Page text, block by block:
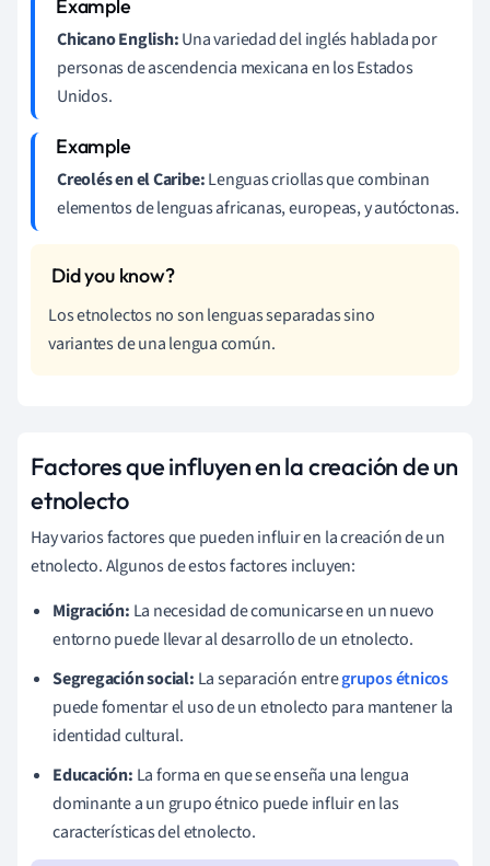
Chicano English:Una variedad del inglés hablada por
personas de ascendencia mexicana en los Estados
Unidos.
Creolés en el Caribe:Lenguas criollas que combinan
elementos de lenguas africanas, europeas, y autóctonas.
Los etnolectos no son lenguas separadas sino
variantes de una lengua común.
Factores que influyen en la creación de un
etnolecto
Hay varios factores que pueden influir en la creación de un
etnolecto. Algunos de estos factores incluyen:
Migración: La necesidad de comunicarse en un nuevo
entorno puede llevar al desarrollo de un etnolecto.
Segregación social: La separación entregrupos étnicos
puede fomentar el uso de un etnolecto para mantener la
identidad cultural.
Educación: La forma en que se enseña una lengua
dominante a un grupo étnico puede influir en las
características del etnolecto.